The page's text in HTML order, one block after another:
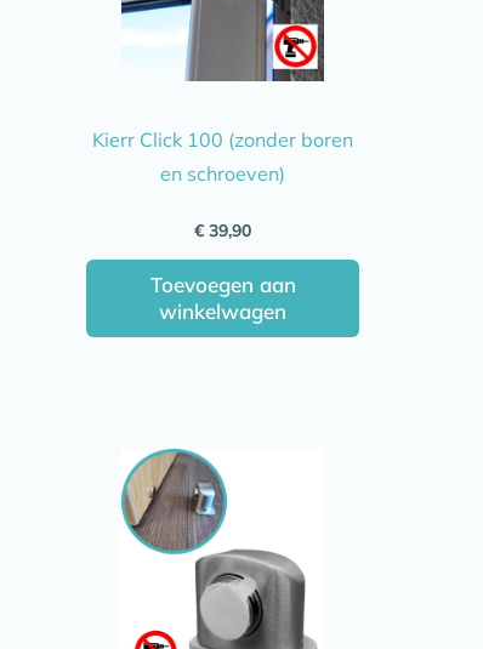
Kierr Click 100 (zonder boren
en schroeven)
€ 39,90
Toevoegen aan
winkelwagen